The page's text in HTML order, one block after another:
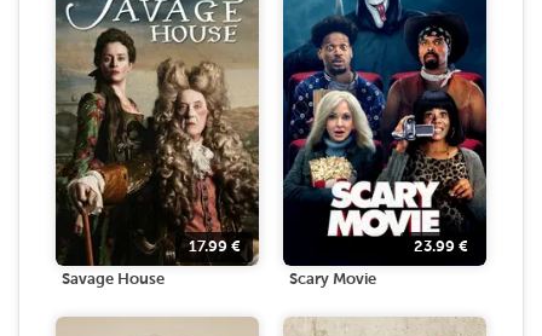
17.99 €
Savage House
23.99 €
Scary Movie